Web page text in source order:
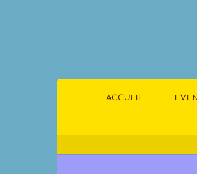
ACCUEIL